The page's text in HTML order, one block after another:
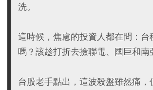
洗。
這時候，焦慮的投資人都在問：台
嗎？該趁打折去撿聯電、國巨和南
台股老手點出，這波殺盤雖然痛，